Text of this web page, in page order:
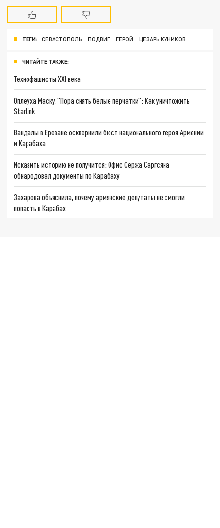
ТЕГИ: СЕВАСТОПОЛЬ ПОДВИГ ГЕРОЙ ЦЕЗАРЬ КУНИКОВ
ЧИТАЙТЕ ТАКЖЕ:
Технофашисты XXI века
Оплеуха Маску. "Пора снять белые перчатки": Как уничтожить
Starlink
Вандалы в Ереване осквернили бюст национального героя Армении
и Карабаха
Исказить историю не получится: Офис Сержа Саргсяна
обнародовал документы по Карабаху
Захарова объяснила, почему армянские депутаты не смогли
попасть в Карабах